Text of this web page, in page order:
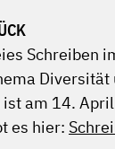
Schreiben
am 14.
es hier: